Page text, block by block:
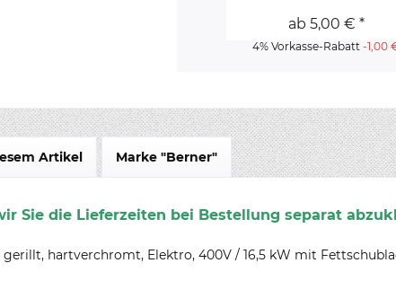
ab 5,00 € *
4% Vorkasse-Rabatt-1,00
Artikel Marke "Berner"
Sie die Lieferzeiten bei Bestellung separat
gerillt, hartverchromt, Elektro, 400V / 16,5 kW mit